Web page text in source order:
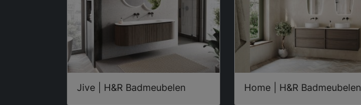
Jive | H&R Badmeubelen Home | H&R Badmeubelen